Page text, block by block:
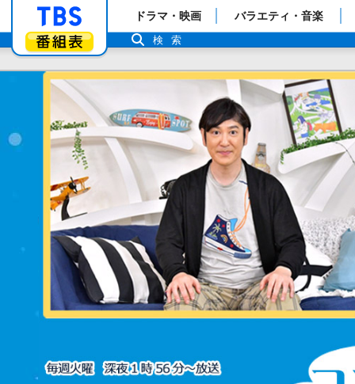
「TBSテレビ」トップページ
番組表
ドラマ・映画 バラエティ・音楽
検索